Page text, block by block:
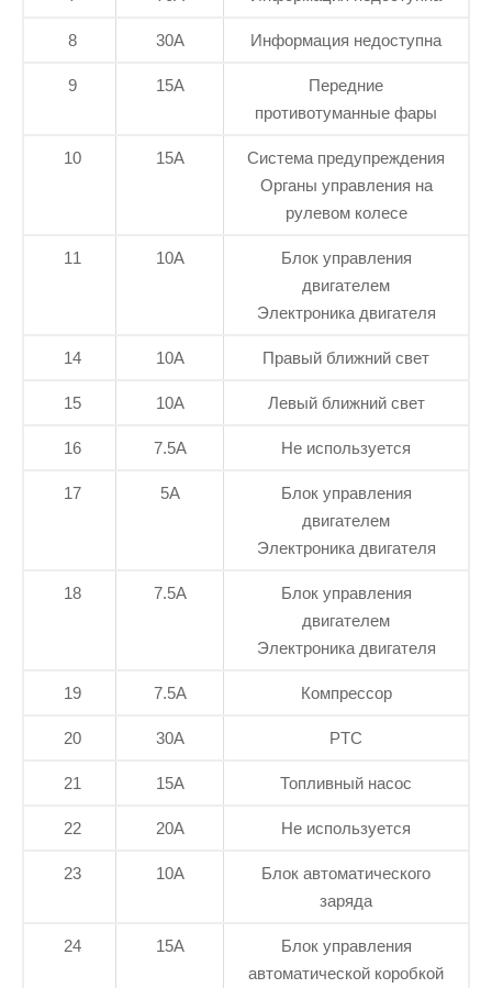
8 30А Информация недоступна
9 15А
Передние
противотуманные фары
10 15А
Система предупреждения
Органы управления на
рулевом колесе
11 10А
Блок управления
двигателем
Электроника двигателя
14 10А Правый ближний свет
15 10А Левый ближний свет
16 7.5А Не используется
17 5А
Блок управления
двигателем
Электроника двигателя
18 7.5А
Блок управления
двигателем
Электроника двигателя
19 7.5А Компрессор
20 30А PTC
21 15А Топливный насос
22 20А Не используется
23 10А
Блок автоматического
заряда
24 15А
Блок управления
автоматической коробкой